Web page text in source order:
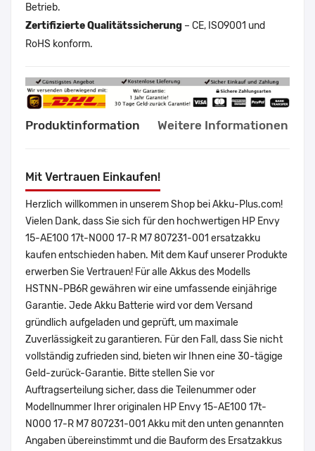
Betrieb.
Zertifizierte Qualitätssicherung – CE, ISO9001 und
RoHS konform.
Produktinformation Weitere Informationen
Mit Vertrauen Einkaufen!
Herzlich willkommen in unserem Shop bei Akku-Plus.com!
Vielen Dank, dass Sie sich für den hochwertigen HP Envy
15-AE100 17t-N000 17-R M7 807231-001 ersatzakku
kaufen entschieden haben. Mit dem Kauf unserer Produkte
erwerben Sie Vertrauen! Für alle Akkus des Modells
HSTNN-PB6R gewähren wir eine umfassende einjährige
Garantie. Jede Akku Batterie wird vor dem Versand
gründlich aufgeladen und geprüft, um maximale
Zuverlässigkeit zu garantieren. Für den Fall, dass Sie nicht
vollständig zufrieden sind, bieten wir Ihnen eine 30-tägige
Geld-zurück-Garantie. Bitte stellen Sie vor
Auftragserteilung sicher, dass die Teilenummer oder
Modellnummer Ihrer originalen HP Envy 15-AE100 17t-
N000 17-R M7 807231-001 Akku mit den unten genannten
Angaben übereinstimmt und die Bauform des Ersatzakkus